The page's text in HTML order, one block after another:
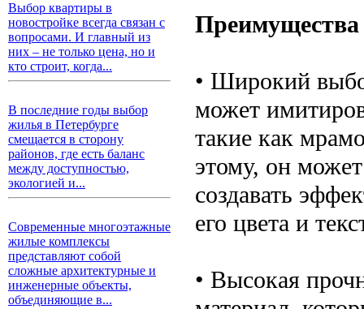
Выбор квартиры в
новостройке всегда связан с
вопросами. И главный из
них – не только цена, но и
кто строит, когда...
В последние годы выбор
жилья в Петербурге
смещается в сторону
районов, где есть баланс
между доступностью,
экологией и...
Современные многоэтажные
жилые комплексы
представляют собой
сложные архитектурные и
инженерные объекты,
объединяющие в...
Преимущества
• Широкий
может
такие как
этому, он
создавать
его цвета и
• Высокая